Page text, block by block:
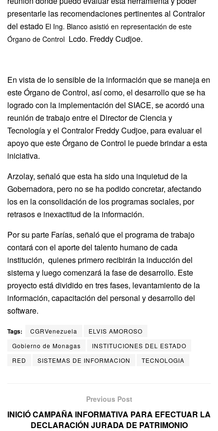
presentarle las recomendaciones pertinentes al Contralor
del estado El Ing. Blanco asistió en representación de este
Órgano de Control Lcdo. Freddy Cudjoe.
En vista de lo sensible de la información que se maneja en
este Órgano de Control, así como, el desarrollo que se ha
logrado con la implementación del SIACE, se acordó una
reunión de trabajo entre el Director de Ciencia y
Tecnología y el Contralor Freddy Cudjoe, para evaluar el
apoyo que este Órgano de Control le puede brindar a esta
iniciativa.
Arzolay, señaló que esta ha sido una inquietud de la
Gobernadora, pero no se ha podido concretar, afectando
los en la consolidación de los programas sociales, por
retrasos e inexactitud de la información.
Por su parte Farías, señaló que el programa de trabajo
contará con el aporte del talento humano de cada
institución, quienes primero recibirán la inducción del
sistema y luego comenzará la fase de desarrollo. Este
proyecto está dividido en tres fases, levantamiento de la
información, capacitación del personal y desarrollo del
software.
Tags: CGRVenezuela
ELVIS AMOROSO
Gobierno de Monagas
INSTITUCIONES DEL ESTADO
RED
SISTEMAS DE INFORMACION TECNOLOGIA
Previous Post
INICIÓ CAMPAÑA INFORMATIVA PARA EFECTUAR LA
DECLARACIÓN JURADA DE PATRIMONIO